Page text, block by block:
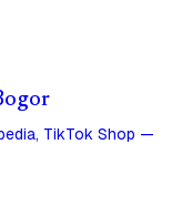
TikTok Shop —